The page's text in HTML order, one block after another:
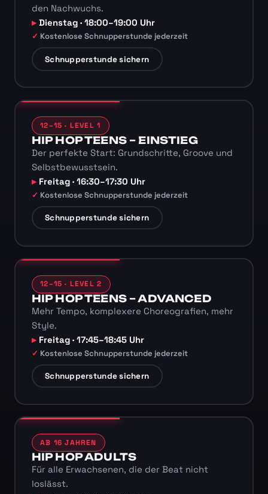
den Nachwuchs.
Dienstag · 18:00–19:00 Uhr
Kostenlose Schnupperstunde jederzeit
Schnupperstunde sichern
12–15 · LEVEL 1
HIP HOP TEENS – EINSTIEG
Der perfekte Start: Grundschritte, Groove und
Selbstbewusstsein.
Freitag · 16:30–17:30 Uhr
Kostenlose Schnupperstunde jederzeit
Schnupperstunde sichern
12–15 · LEVEL 2
HIP HOP TEENS – ADVANCED
Mehr Tempo, komplexere Choreografien, mehr
Style.
Freitag · 17:45–18:45 Uhr
Kostenlose Schnupperstunde jederzeit
Schnupperstunde sichern
AB 16 JAHREN
HIP HOP ADULTS
Für alle Erwachsenen, die der Beat nicht
loslässt.